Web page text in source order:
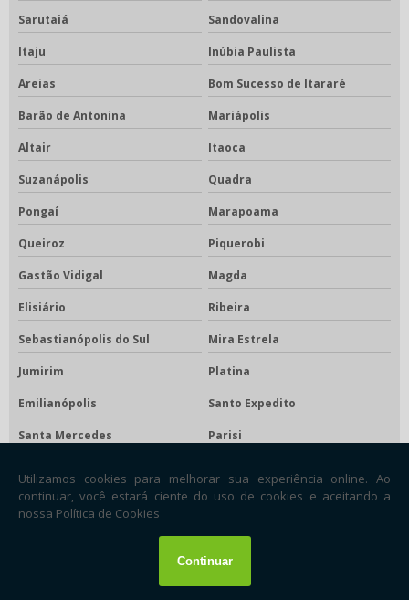
Sarutaiá Sandovalina
Itaju Inúbia Paulista
Areias Bom Sucesso de Itararé
Barão de Antonina Mariápolis
Altair Itaoca
Suzanápolis Quadra
Pongaí Marapoama
Queiroz Piquerobi
Gastão Vidigal Magda
Elisiário Ribeira
Sebastianópolis do Sul Mira Estrela
Jumirim Platina
Emilianópolis Santo Expedito
Santa Mercedes Parisi
Nova Luzitânia Pedrinhas Paulista
Gabriel Monteiro